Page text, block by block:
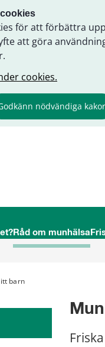
för att förbättra
att göra
cookies.
nödvändiga kakor
Råd om munhälsa
barn